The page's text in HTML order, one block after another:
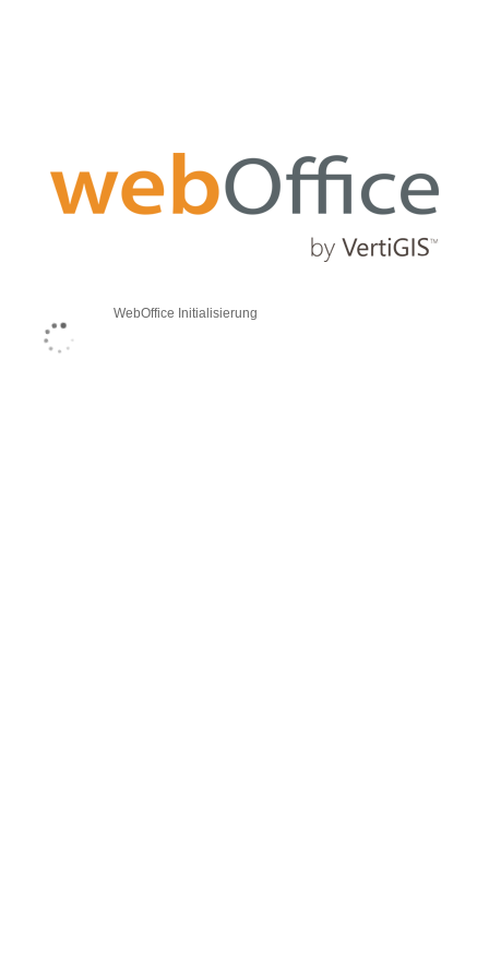
WebOffice Initialisierung